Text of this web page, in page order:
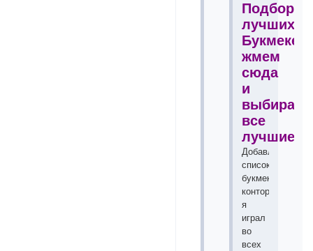
Подборка
лучших
жмем
сюда
и
выбираем
все
лучшие!!!
Добавлю
список
букмекерских
контор
я
играл
во
всех